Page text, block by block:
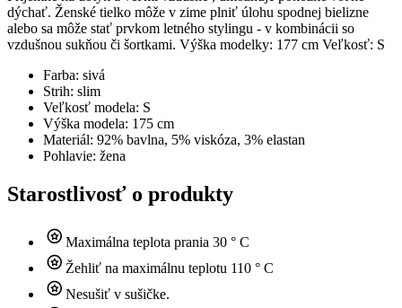
dýchať. Ženské tielko môže v zime plniť úlohu spodnej bielizne
alebo sa môže stať prvkom letného stylingu - v kombinácii so
vzdušnou sukňou či šortkami. Výška modelky: 177 cm Veľkosť: S
Farba: sivá
Strih: slim
Veľkosť modela: S
Výška modela: 175 cm
Materiál: 92% bavlna, 5% viskóza, 3% elastan
Pohlavie: žena
Starostlivosť o produkty
Maximálna teplota prania 30 ° C
Žehliť na maximálnu teplotu 110 ° C
Nesušiť v sušičke.